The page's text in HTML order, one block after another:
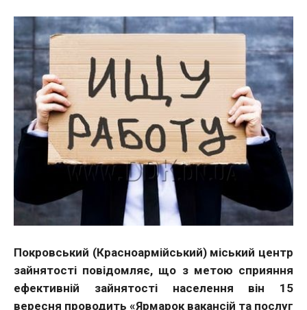
Покровський (Красноармійський) міський центр
зайнятості повідомляє, що з метою сприяння
ефективній зайнятості населення він 15
вересня проводить «Ярмарок вакансій та послуг